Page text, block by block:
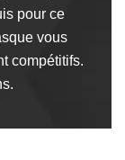
pour ce
vous
compétitifs.